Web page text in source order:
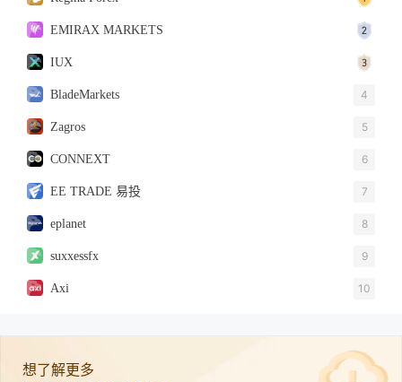
EMIRAX MARKETS
IUX
BladeMarkets 4
Zagros 5
CONNEXT 6
EE TRADE 易投 7
eplanet 8
suxxessfx 9
Axi 10
想了解更多